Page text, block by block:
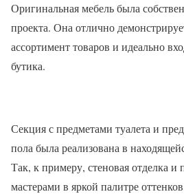
Оригинальная мебель была
проекта. Она отлично
ассортимент товаров и идеально
бутика.
Секция с предметами туалета и
пола была реализована в
Так, к примеру, стеновая отделка и
мастерами в яркой палитре